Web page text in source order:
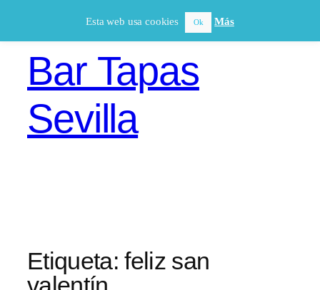
Bar Tapas
Sevilla
Etiqueta:feliz san
Esta web usa cookies Ok Más